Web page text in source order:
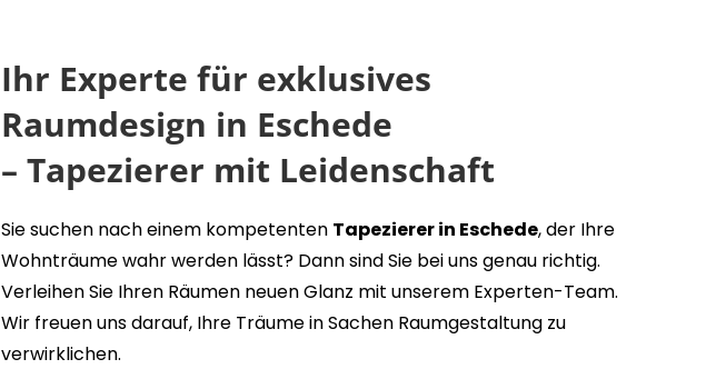
Ihr Experte für exklusives
Raumdesign in Eschede
– Tapezierer mit Leidenschaft
Sie suchen nach einem kompetenten Tapezierer in Eschede, der Ihre
Wohnträume wahr werden lässt? Dann sind Sie bei uns genau richtig.
Verleihen Sie Ihren Räumen neuen Glanz mit unserem Experten-Team.
Wir freuen uns darauf, Ihre Träume in Sachen Raumgestaltung zu
verwirklichen.